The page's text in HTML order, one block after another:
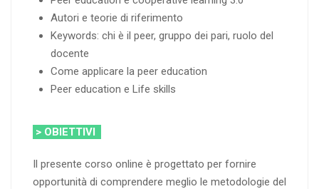
Autori e teorie di riferimento
Keywords: chi è il peer, gruppo dei pari, ruolo del
docente
Come applicare la peer education
Peer education e Life skills
> OBIETTIVI
Il presente corso online è progettato per fornire
opportunità di comprendere meglio le metodologie del